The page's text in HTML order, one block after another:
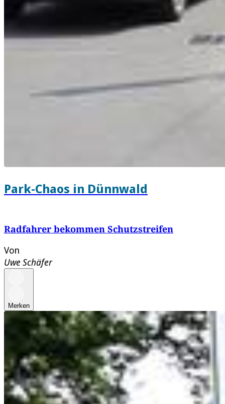
Park-Chaos in Dünnwald
Radfahrer bekommen Schutzstreifen
Von
Uwe Schäfer
Merken